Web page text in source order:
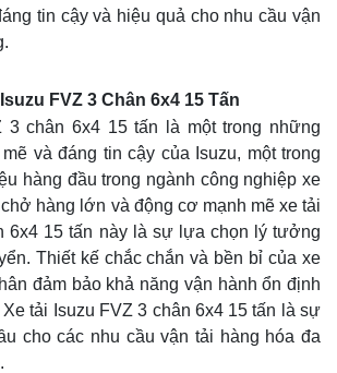
tin cậy và hiệu quả cho nhu cầu vận
FVZ 3 Chân 6x4 15 Tấn
3 chân 6x4 15 tấn là một trong những
và đáng tin cậy của Isuzu, một trong
hàng đầu trong ngành công nghiệp xe
hàng lớn và động cơ mạnh mẽ xe tải
6x4 15 tấn này là sự lựa chọn lý tưởng
Thiết kế chắc chắn và bền bỉ của xe
đảm bảo khả năng vận hành ổn định
tải Isuzu FVZ 3 chân 6x4 15 tấn là sự
cho các nhu cầu vận tải hàng hóa đa